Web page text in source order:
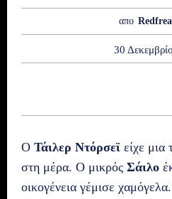
απο
30
Ο Τάιλερ Ντόρσεϊ είχε
στη μέρα. Ο μικρός Σάιλο
οικογένεια γέμισε